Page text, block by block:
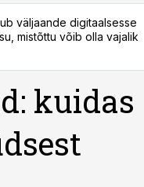
väljaande digitaalsesse
mistõttu võib olla vajalik
kuidas